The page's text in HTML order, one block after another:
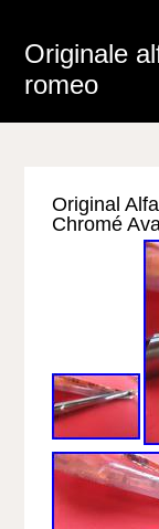
Originale
romeo
Original
Chromé